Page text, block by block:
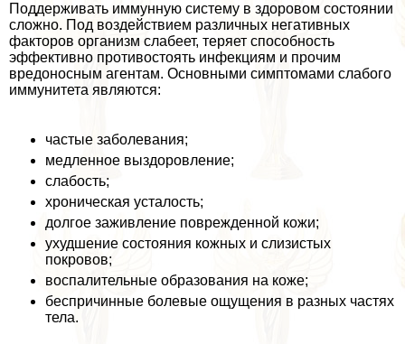
Поддерживать иммунную систему в здоровом состоянии
сложно. Под воздействием различных негативных
факторов организм слабеет, теряет способность
эффективно противостоять инфекциям и прочим
вредоносным агентам. Основными симптомами слабого
иммунитета являются:
частые заболевания;
медленное выздоровление;
слабость;
хроническая усталость;
долгое заживление поврежденной кожи;
ухудшение состояния кожных и слизистых
покровов;
воспалительные образования на коже;
беспричинные болевые ощущения в разных частях
тела.